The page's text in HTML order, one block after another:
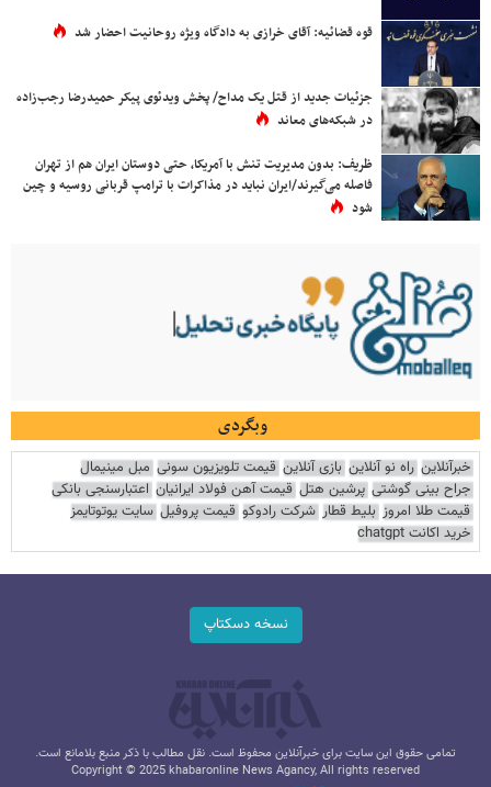
قوه قضائیه: آقای خرازی به دادگاه ویژه روحانیت احضار شد
جزئیات جدید از قتل یک مداح/ پخش ویدئوی پیکر حمیدرضا رجب‌زاده
در شبکه‌های معاند
ظریف: بدون مدیریت تنش با آمریکا، حتی دوستان ایران هم از تهران
فاصله می‌گیرند/ایران نباید در مذاکرات با ترامپ قربانی روسیه و چین
شود
وبگردی
خبرآنلاین راه نو آنلاین بازی آنلاین قیمت تلویزیون سونی مبل مینیمال
جراح بینی گوشتی پرشین هتل قیمت آهن فولاد ایرانیان اعتبارسنجی بانکی
قیمت طلا امروز بلیط قطار شرکت رادوکو قیمت پروفیل سایت یوتوتایمز
خرید اکانت chatgpt
نسخه دسکتاپ
تمامی حقوق این سایت برای خبرآنلاین محفوظ است. نقل مطالب با ذکر منبع بلامانع است.
Copyright © 2025 khabaronline News Agancy, All rights reserved